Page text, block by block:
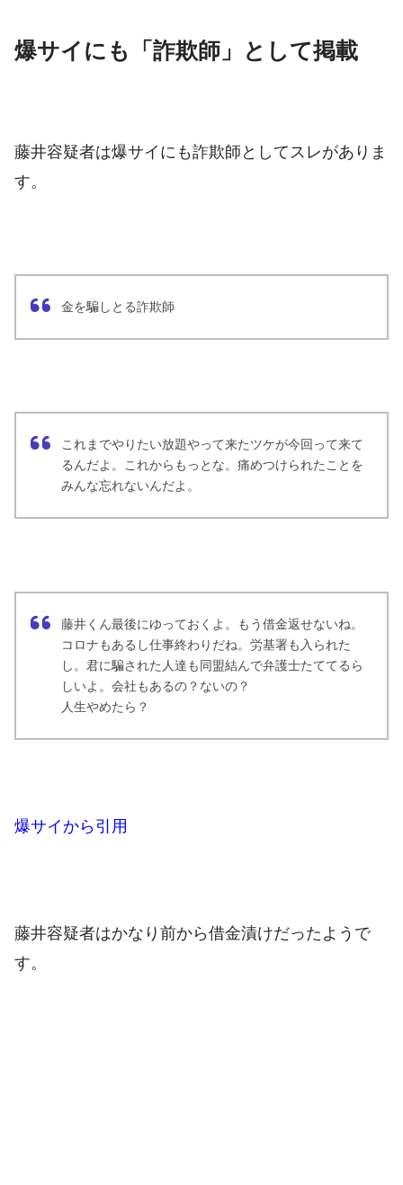
爆サイにも「詐欺師」として掲載
藤井容疑者は爆サイにも詐欺師としてスレがありま
す。
金を騙しとる詐欺師
これまでやりたい放題やって来たツケが今回って来て
るんだよ。これからもっとな。痛めつけられたことを
みんな忘れないんだよ。
藤井くん最後にゆっておくよ。もう借金返せないね。
コロナもあるし仕事終わりだね。労基署も入られた
し。君に騙された人達も同盟結んで弁護士たててるら
しいよ。会社もあるの？ないの？
人生やめたら？
爆サイから引用
藤井容疑者はかなり前から借金漬けだったようで
す。